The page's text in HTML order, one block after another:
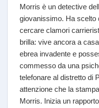
Morris è un detective
giovanissimo. Ha scelto
cercare clamori
brilla: vive ancora a
ebrea invadente e
commesso da una
telefonare al distretto di
attenzione che la
Morris. Inizia un